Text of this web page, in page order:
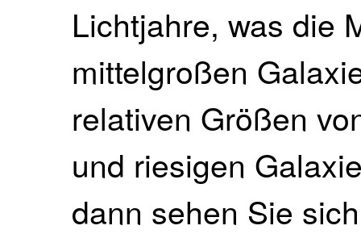
Lichtjahre, was die
mittelgroßen
relativen Größen
und riesigen
dann sehen Sie